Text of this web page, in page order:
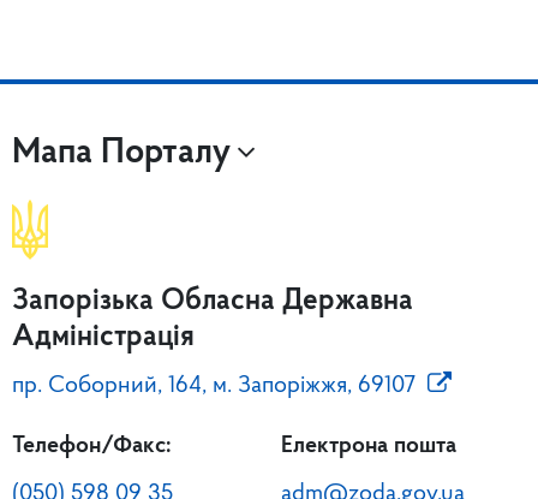
Мапа Порталу
Запорізька Обласна Державна
Адміністрація
пр. Соборний, 164, м. Запоріжжя, 69107
Телефон/Факс:
(050) 598 09 35
Електрона пошта
adm@zoda.gov.ua